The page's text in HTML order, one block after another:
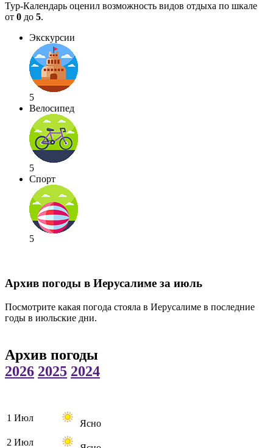
Тур-Календарь оценил возможность видов отдыха по шкале
от 0 до 5.
Экскурсии
5
Велосипед
5
Спорт
5
Архив погоды в Иерусалиме за июль
Посмотрите какая погода стояла в Иерусалиме в последние
годы в июльские дни.
Архив погоды
2026 2025 2024
1 Июл
Ясно
2 Июл